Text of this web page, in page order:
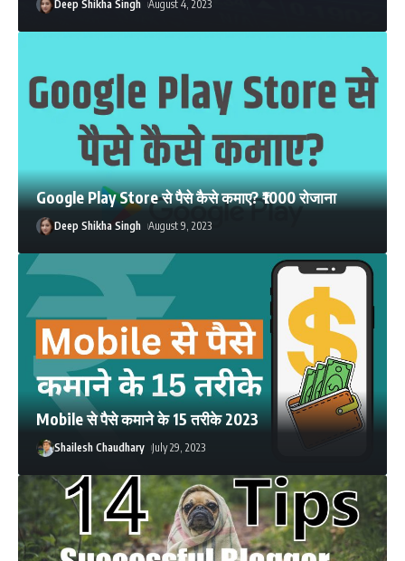
Deep Shikha Singh August 4, 2023
Google Play Store से पैसे कैसे कमाए? ₹1000 रोजाना
Deep Shikha Singh August 9, 2023
Mobile से पैसे कमाने के 15 तरीके 2023
Shailesh Chaudhary July 29, 2023